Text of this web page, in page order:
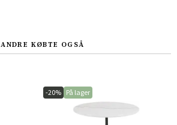
ANDRE KØBTE OGSÅ
-20% På lager